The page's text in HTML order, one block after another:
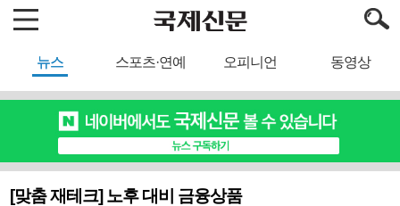
뉴스 스포츠·연예 오피니언 동영상
[맞춤 재테크] 노후 대비 금융상품